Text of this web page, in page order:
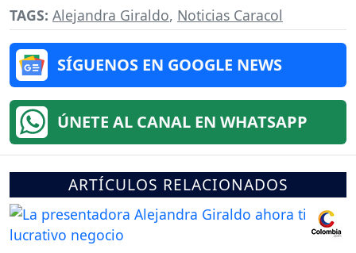
TAGS: Alejandra Giraldo, Noticias Caracol
SÍGUENOS EN GOOGLE NEWS
ÚNETE AL CANAL EN WHATSAPP
ARTÍCULOS RELACIONADOS